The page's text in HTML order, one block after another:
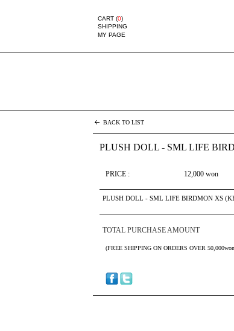
CART (0)
SHIPPING
MY PAGE
BACK TO LIST
PLUSH DOLL - SML LIFE
PRICE : 12,000 won
PLUSH DOLL - SML LIFE BIRDMON XS
TOTAL PURCHASE AMOUNT
(FREE SHIPPING ON ORDERS OVER